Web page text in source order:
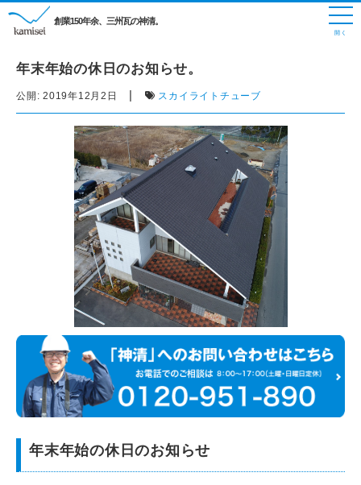
創業150年余、三州瓦の神清。
年末年始の休日のお知らせ。
公開: 2019年12月2日 | スカイライトチューブ
年末年始の休日のお知らせ